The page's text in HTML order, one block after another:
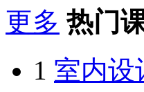
更多 热门
1 室内设